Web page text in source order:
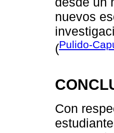
nuevos
(Pulido-
Con